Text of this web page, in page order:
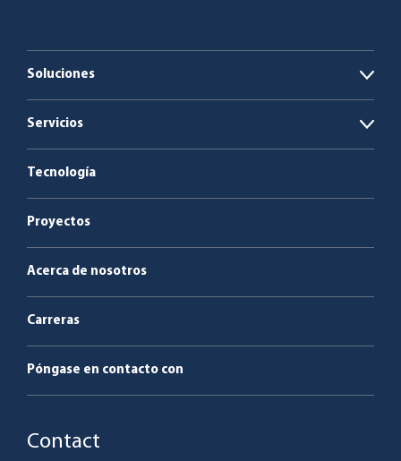
Soluciones
Open
Calderas de biomasa y residuos
Servicios
Open
Servicio y mantenimiento
Tecnología
Proyectos
Acerca de nosotros
Carreras
Póngase en contacto con
Contact